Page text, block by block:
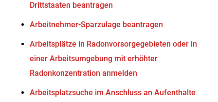
Drittstaaten beantragen
Arbeitnehmer-Sparzulage beantragen
Arbeitsplätze in Radonvorsorgegebieten oder in
einer Arbeitsumgebung mit erhöhter
Radonkonzentration anmelden
Arbeitsplatzsuche im Anschluss an Aufenthalte